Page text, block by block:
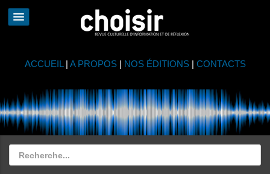
ACCUEIL | A PROPOS| NOS ÉDITIONS| CONTACTS